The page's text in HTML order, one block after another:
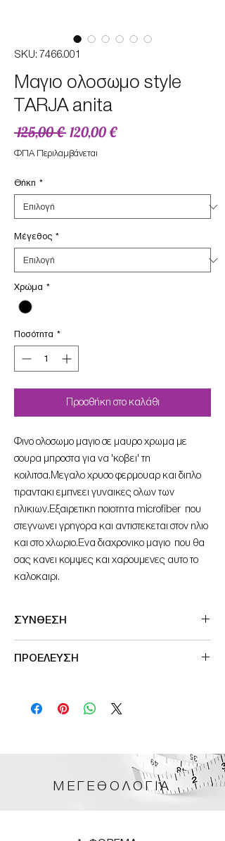
SKU: 7466.001
Mαγιο ολοσωμο style
TARJA anita
125,00 € Κανονική
τιμή
120,00 €Τιμή
ΦΠΑ Περιλαμβάνεται
Θήκη *
Μέγεθος *
Χρώμα *
Ποσότητα *
Προσθήκη στο καλάθι
Φινο ολοσωμο μαγιο σε μαυρο χρωμα με
σουρα μπροστα για να 'κοβει' τη
κοιλιτσα.Μεγαλο χρυσο φερμουαρ και διπλο
τιραντακι εμπνεει γυναικες ολων των
ηλικιων.Εξαιρετικη ποιοτητα microfiber που
στεγνωνει γρηγορα και αντιστεκεται στον ηλιο
και στο χλωριο.Eνα διαχρονικο μαγιο που θα
σας κανει κομψες και χαρουμενες αυτο το
καλοκαιρι.
ΣΥΝΘΕΣΗ
ΠΡΟΕΛΕΥΣΗ
ΜΕΓΕΘΟΛΟΓΙΑ